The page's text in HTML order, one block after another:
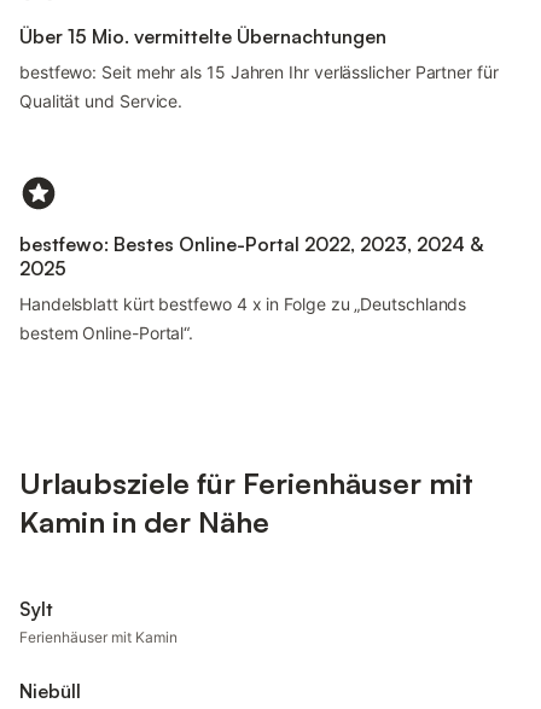
Über 15 Mio. vermittelte Übernachtungen
bestfewo: Seit mehr als 15 Jahren Ihr verlässlicher Partner für
Qualität und Service.
bestfewo: Bestes Online-Portal 2022, 2023, 2024 &
2025
Handelsblatt kürt bestfewo 4 x in Folge zu „Deutschlands
bestem Online-Portal“.
Urlaubsziele für Ferienhäuser mit
Kamin in der Nähe
Sylt
Ferienhäuser mit Kamin
Niebüll